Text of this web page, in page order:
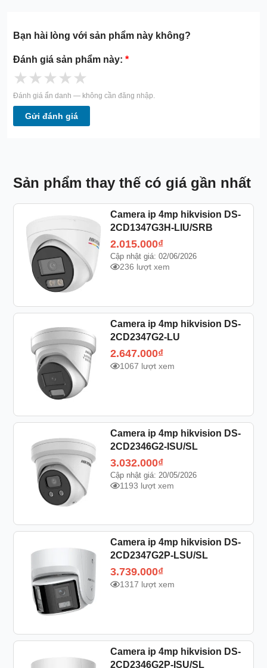
Bạn hài lòng với sản phẩm này không?
Đánh giá sản phẩm này:*
★★★★★
Đánh giá ẩn danh — không cần đăng nhập.
Gửi đánh giá
Sản phẩm thay thế có giá gần nhất
Camera ip 4mp hikvision DS-
2CD1347G3H-LIU/SRB
2.015.000₫
Cập nhật giá: 02/06/2026
236 lượt xem
Camera ip 4mp hikvision DS-
2CD2347G2-LU
2.647.000₫
1067 lượt xem
Camera ip 4mp hikvision DS-
2CD2346G2-ISU/SL
3.032.000₫
Cập nhật giá: 20/05/2026
1193 lượt xem
Camera ip 4mp hikvision DS-
2CD2347G2P-LSU/SL
3.739.000₫
1317 lượt xem
Camera ip 4mp hikvision DS-
2CD2346G2P-ISU/SL